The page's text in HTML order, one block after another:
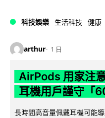
科技娛樂 生活科技 健康
arthur 1 日
AirPods 用家注
耳機用戶謹守「
長時間高音量佩戴耳機可能